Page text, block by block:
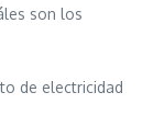
son los
de electricidad